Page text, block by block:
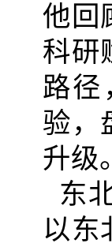
他回
科研
路径
验，
升级
东
以东